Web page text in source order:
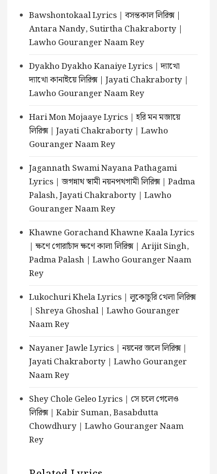
Bawshontokaal Lyrics | বসন্তকাল লিরিক্স |
Antara Nandy, Sutirtha Chakraborty |
Lawho Gouranger Naam Rey
Dyakho Dyakho Kanaiye Lyrics | দ্যাখো
দ্যাখো কানাইয়ে লিরিক্স | Jayati Chakraborty |
Lawho Gouranger Naam Rey
Hari Mon Mojaaye Lyrics | হরি মন মজায়ে
লিরিক্স | Jayati Chakraborty | Lawho
Gouranger Naam Rey
Jagannath Swami Nayana Pathagami
Lyrics | জগন্নাথ স্বামী নয়নপথগামী লিরিক্স | Padma
Palash, Jayati Chakraborty | Lawho
Gouranger Naam Rey
Khawne Gorachand Khawne Kaala Lyrics
| ক্ষণে গোরাচাঁদ ক্ষণে কালা লিরিক্স | Arijit Singh,
Padma Palash | Lawho Gouranger Naam
Rey
Lukochuri Khela Lyrics | লুকোচুরি খেলা লিরিক্স
| Shreya Ghoshal | Lawho Gouranger
Naam Rey
Nayaner Jawle Lyrics | নয়নের জলে লিরিক্স |
Jayati Chakraborty | Lawho Gouranger
Naam Rey
Shey Chole Geleo Lyrics | সে চলে গেলেও
লিরিক্স | Kabir Suman, Basabdutta
Chowdhury | Lawho Gouranger Naam
Rey